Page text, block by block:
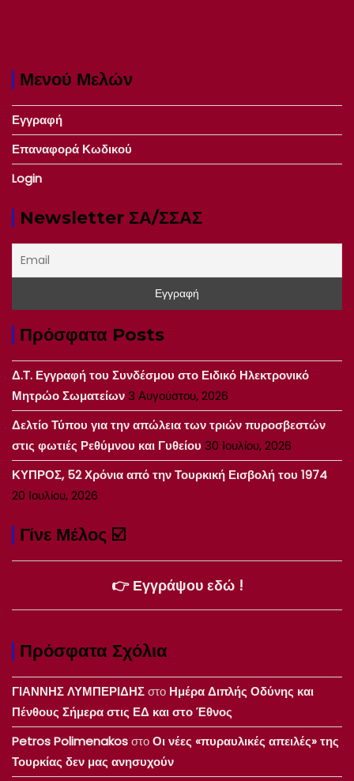
Μενού Μελών
Εγγραφή
Επαναφορά Κωδικού
Login
Newsletter ΣΑ/ΣΣΑΣ
Πρόσφατα Posts
Δ.Τ. Εγγραφή του Συνδέσμου στο Ειδικό Ηλεκτρονικό
Μητρώο Σωματείων3 Αυγούστου, 2026
Δελτίο Τύπου για την απώλεια των τριών πυροσβεστών
στις φωτιές Ρεθύμνου και Γυθείου 30 Ιουλίου, 2026
ΚΥΠΡΟΣ, 52 Χρόνια από την Τουρκική Εισβολή του 1974
20 Ιουλίου, 2026
Γίνε Μέλος ☑️
👉 Εγγράψου εδώ !
Πρόσφατα Σχόλια
ΓΙΑΝΝΗΣ ΛΥΜΠΕΡΙΔΗΣστο Ημέρα Διπλής Οδύνης και
Πένθους Σήμερα στις ΕΔ και στο Έθνος
Petros PolimenakosστοΟι νέες «πυραυλικές απειλές» της
Τουρκίας δεν μας ανησυχούν